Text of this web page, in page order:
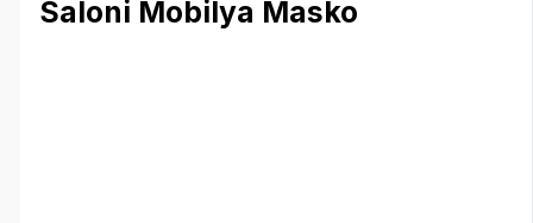
Saloni Mobilya Masko